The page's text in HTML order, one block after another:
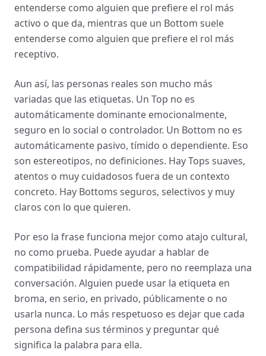
entenderse como alguien que prefiere el rol más
activo o que da, mientras que un Bottom suele
entenderse como alguien que prefiere el rol más
receptivo.
Aun así, las personas reales son mucho más
variadas que las etiquetas. Un Top no es
automáticamente dominante emocionalmente,
seguro en lo social o controlador. Un Bottom no es
automáticamente pasivo, tímido o dependiente. Eso
son estereotipos, no definiciones. Hay Tops suaves,
atentos o muy cuidadosos fuera de un contexto
concreto. Hay Bottoms seguros, selectivos y muy
claros con lo que quieren.
Por eso la frase funciona mejor como atajo cultural,
no como prueba. Puede ayudar a hablar de
compatibilidad rápidamente, pero no reemplaza una
conversación. Alguien puede usar la etiqueta en
broma, en serio, en privado, públicamente o no
usarla nunca. Lo más respetuoso es dejar que cada
persona defina sus términos y preguntar qué
significa la palabra para ella.